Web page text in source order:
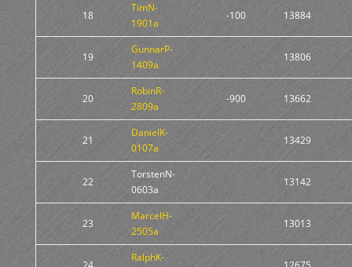
18
TimN-
1901a
-100 13884
19
GunnarP-
1409a
13806
20
RobinR-
2809a
-900 13662
21
DanielK-
0107a
13429
22
TorstenN-
0603a
13142
23
MarcelH-
2505a
13013
RalphK-